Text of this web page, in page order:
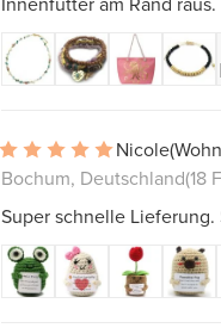
Nicole
Bochum, Deutschland(18
Super schnelle